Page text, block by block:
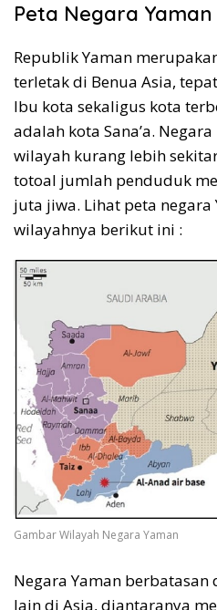
Peta Negara Yaman
Republik Yaman
terletak di Benua Asia,
Ibu kota sekaligus kota
adalah kota Sana’a.
wilayah kurang lebih
totoal jumlah penduduk
juta jiwa. Lihat peta
wilayahnya berikut ini :
Gambar Wilayah Negara Yaman
Negara Yaman berbatasan
lain di Asia, diantaranya